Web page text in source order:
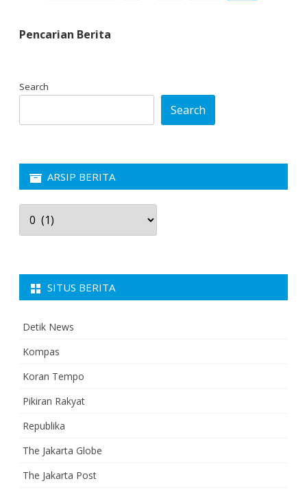
Pencarian Berita
Search
Search
ARSIP BERITA
Arsip
Berita
SITUS BERITA
Detik News
Kompas
Koran Tempo
Pikiran Rakyat
Republika
The Jakarta Globe
The Jakarta Post